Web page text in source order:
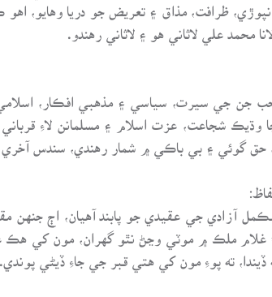
ظرافت، مذاق ۽ تعريض جو دريا وهايو، اهو
علي لاثاني هو ۽ لاثاني رهندو.
جي سيرت، سياسي ۽ مذهبي افڪار، اسلامي
وڌيڪ شجاعت، عزت اسلام ۽ مسلمانن لاءِ
حق گوئي ۽ بي باڪي ۾ شمار رهندي، سندس
مڪمل آزادي جي عقيدي جو پابند آهيان، اڄ جنهن
غلام ملڪ ۾ موٽي وڃڻ نٿو گهران، مون کي
ته پوءِ مون کي هتي قبر جي جاءِ ڏيڻي